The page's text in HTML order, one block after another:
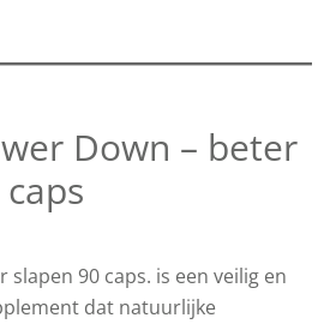
Down – beter
slapen 90 caps. is een veilig en
dat natuurlijke